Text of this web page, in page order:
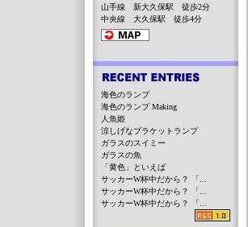
山手線 新大久保駅 徒歩2分
中央線 大久保駅 徒歩4分
海色のランプ
海色のランプ Making
人魚姫
涼しげなブラケットランプ
ガラスのスイミー
ガラスの魚
「黄色」といえば
サッカーW杯中だから？ 「...
サッカーW杯中だから？ 「...
サッカーW杯中だから？ 「...